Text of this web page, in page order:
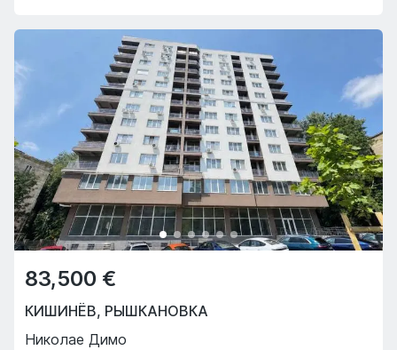
83,500 €
КИШИНЁВ, РЫШКАНОВКА
Николае Димо